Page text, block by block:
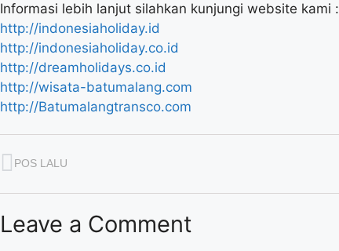
Informasi lebih lanjut silahkan kunjungi website kami :
http://indonesiaholiday.id
http://indonesiaholiday.co.id
http://dreamholidays.co.id
http://wisata-batumalang.com
http://Batumalangtransco.com
POS LALU
Leave a Comment